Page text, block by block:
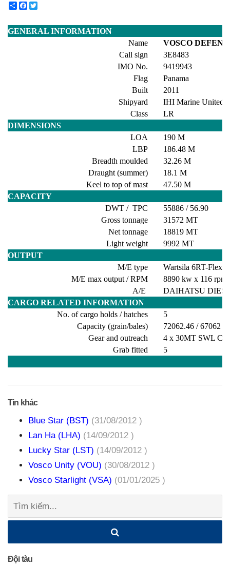
ShareFacebook
GENERAL INFORMATION
Name
VOSCO
Call sign
3E8483
IMO No.
9419943
Flag
Panama
Built
2011
Shipyard
IHI Marine United
Class
LR
DIMENSIONS
LOA
190 M
LBP
186.48 M
Breadth moulded
32.26 M
Draught (summer)
18.1 M
Keel to top of mast
47.50 M
CAPACITY
DWT / TPC
55886 / 56.90
Gross tonnage
31572 MT
Net tonnage
18819 MT
Light weight
9992 MT
OUTPUT
M/E type
Wartsila 6RT-Flex50
M/E max output / RPM
8890 kw x 116 rpm
A/E
DAIHATSU
CARGO RELATED INFORMATION
No. of cargo holds / hatches
5
Capacity (grain/bales)
72062.46 / 67062
Gear and outreach
4 x 30MT SWL
Grab fitted
5
Tin khác
Blue Star (BST) (31/08/2012 )
Lan Ha (LHA) (14/09/2012 )
Lucky Star (LST) (14/09/2012 )
Vosco Unity (VOU) (30/08/2012 )
Vosco Starlight (VSA) (01/01/2025 )
Tìm
Đội tàu